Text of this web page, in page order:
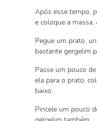
Após esse tempo,
e coloque a
Pegue um prato,
bastante gergelim
Passe um pouco
ela para o prato,
baixo.
Pincele um pouco